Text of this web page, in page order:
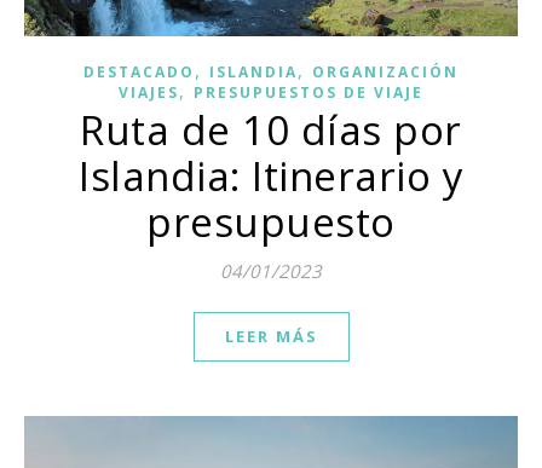
DESTACADO , ISLANDIA, ORGANIZACIÓN
VIAJES, PRESUPUESTOS DE VIAJE
Ruta de 10 días por
Islandia: Itinerario y
presupuesto
04/01/2023
LEER MÁS